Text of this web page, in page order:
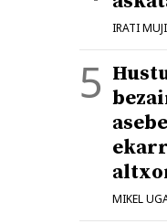
IRATI
MIKEL